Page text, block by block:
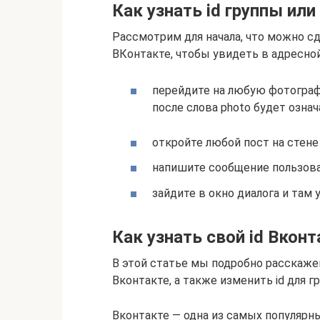
Как узнать id группы
Рассмотрим для начала, что можно
ВКонтакте, чтобы увидеть в
перейдите на любую
после слова photo будет
откройте любой пост на
напишите сообщение
зайдите в окно диалога и там
Как узнать свой id
В этой статье мы подробно
Вконтакте, а также изменить id для
Вконтакте — одна из самых